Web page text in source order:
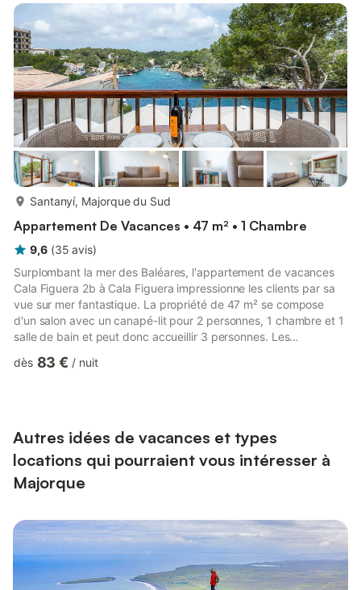
pourrez vous détendre sur le mobilier de jardin ou prendre le
soleil sur la terrasse plein air privée. L'espace e...
Santanyí, Majorque du Sud
Appartement De Vacances • 47 m² • 1 Chambre
9,6 (35 avis)
Surplombant la mer des Baléares, l'appartement de vacances
Cala Figuera 2b à Cala Figuera impressionne les clients par sa
vue sur mer fantastique. La propriété de 47 m² se compose
d'un salon avec un canapé-lit pour 2 personnes, 1 chambre et 1
salle de bain et peut donc accueillir 3 personnes. Les
télévision ainsi que la climatisation. Un lit bébé et une chaise
dès 83 € / nuit
Autres idées de vacances et types
locations qui pourraient vous intéresser à
Majorque